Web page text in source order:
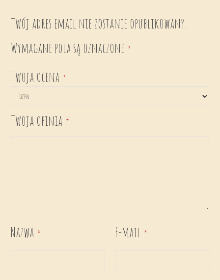
Twój adres email nie zostanie opublikowany.
Wymagane pola są oznaczone *
Twoja ocena *
Twoja opinia *
Nazwa * E-mail *